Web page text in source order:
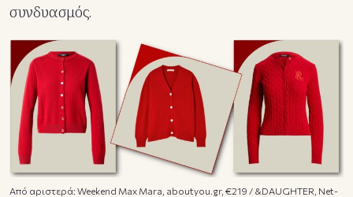
συνδυασμός.
Από αριστερά: Weekend Max Mara, aboutyou.gr, €219 / &DAUGHTER, Net-